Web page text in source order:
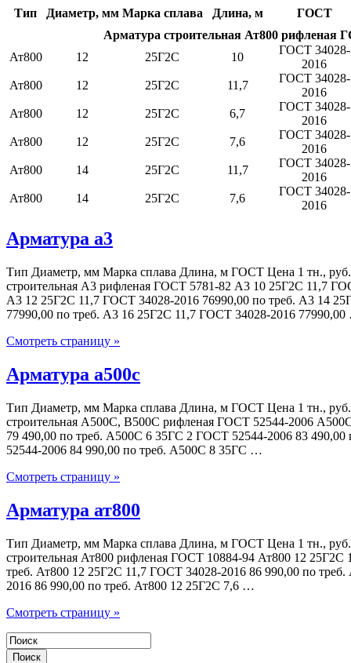
Тип
Диаметр, мм Марка сплава Длина, м
ГОСТ
Арматура строительная Ат800 рифленая
Ат800
12 25Г2С 10
ГОСТ 34028-
2016
Ат800
12 25Г2С 11,7
ГОСТ 34028-
2016
Ат800
12 25Г2С 6,7
ГОСТ 34028-
2016
Ат800
12 25Г2С 7,6
ГОСТ 34028-
2016
Ат800
14 25Г2С 11,7
ГОСТ 34028-
2016
Ат800
14 25Г2С 7,6
ГОСТ 34028-
2016
Арматура а3
Тип Диаметр, мм Марка сплава Длина, м ГОСТ Цена 1 тн.,
строительная А3 рифленая ГОСТ 5781-82 А3 10 25Г2С 11,7
А3 12 25Г2С 11,7 ГОСТ 34028-2016 76990,00 по треб. А3 14
77990,00 по треб. А3 16 25Г2С 11,7 ГОСТ 34028-2016
Смотреть страницу »
Арматура а500с
Тип Диаметр, мм Марка сплава Длина, м ГОСТ Цена 1 тн.,
строительная А500С, В500С рифленая ГОСТ 52544-2006
79 490,00 по треб. А500С 6 35ГС 2 ГОСТ 52544-2006 83
52544-2006 84 990,00 по треб. А500С 8 35ГС …
Смотреть страницу »
Арматура ат800
Тип Диаметр, мм Марка сплава Длина, м ГОСТ Цена 1 тн.,
строительная Ат800 рифленая ГОСТ 10884-94 Ат800 12
треб. Ат800 12 25Г2С 11,7 ГОСТ 34028-2016 86 990,00 по
2016 86 990,00 по треб. Ат800 12 25Г2С 7,6 …
Смотреть страницу »
Поиск